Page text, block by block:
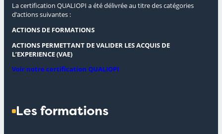
La certification QUALIOPI a été délivrée au titre des catégories
d’actions suivantes :
ACTIONS DE FORMATIONS
ACTIONS PERMETTANT DE VALIDER LES ACQUIS DE
L’EXPERIENCE (VAE)
Voir notre certification QUALIOPI
Les formations